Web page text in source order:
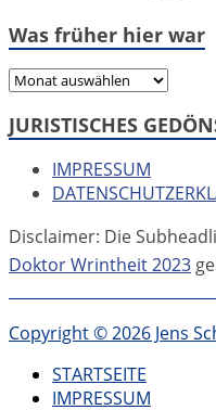
Was früher hier war
Was
hier
JURISTISCHES
IMPRESSUM
Disclaimer: Die
Doktor Wrintheit 2023
Copyright © 2026 Jens
STARTSEITE
IMPRESSUM